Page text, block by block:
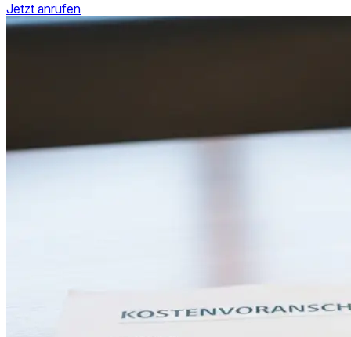
Jetzt anrufen